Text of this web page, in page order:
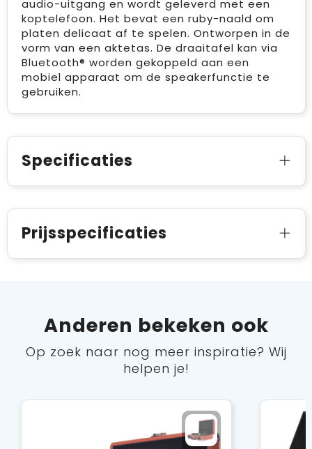
audio-uitgang en wordt geleverd met een
koptelefoon. Het bevat een ruby-naald om
platen delicaat af te spelen. Ontworpen in de
vorm van een aktetas. De draaitafel kan via
Bluetooth® worden gekoppeld aan een
mobiel apparaat om de speakerfunctie te
gebruiken.
Specificaties
Prijsspecificaties
Anderen bekeken ook
Op zoek naar nog meer inspiratie? Wij
helpen je!